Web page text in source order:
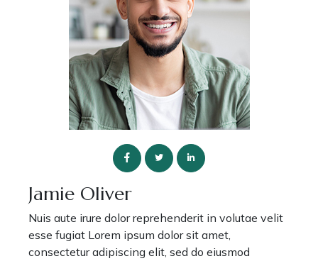
Jamie Oliver
Nuis aute irure dolor reprehenderit in volutae velit
esse fugiat Lorem ipsum dolor sit amet,
consectetur adipiscing elit, sed do eiusmod